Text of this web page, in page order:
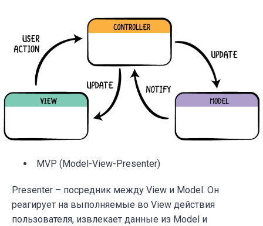
MVP (Model-View-Presenter)
Presenter – посредник между View и Model. Он
реагирует на выполняемые во View действия
пользователя, извлекает данные из Model и